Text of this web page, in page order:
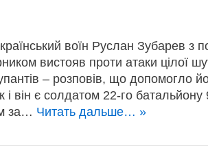
воїн Руслан Зубарев з
вистояв проти атаки цілої
– розповів, що допомогло
і він є солдатом 22-го батальйону
за… Читать дальше… »